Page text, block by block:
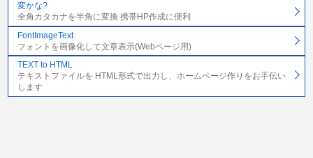
変かな?
全角カタカナを半角に変換 携帯HP作成に便利
FontImageText
フォントを画像化して文章表示(Webページ用)
TEXT to HTML
テキストファイルを HTML形式で出力し、ホームページ作りをお手伝い
します